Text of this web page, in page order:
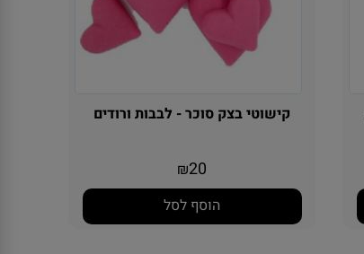
קישוטי בצק סוכר - לבבות ורודים
₪20
הוסף לסל